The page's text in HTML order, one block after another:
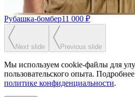
Рубашка-бомбер11 000 ₽
Next slide Previous slide
Мы используем cookie-файлы для
пользовательского опыта.
политике конфиденциальности.